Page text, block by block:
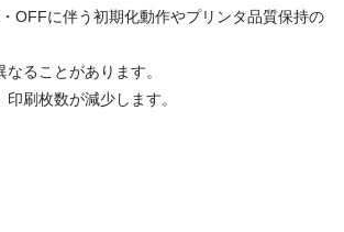
OFFに伴う初期化動作やプリンタ品質保持の
ることがあります。
刷枚数が減少します。